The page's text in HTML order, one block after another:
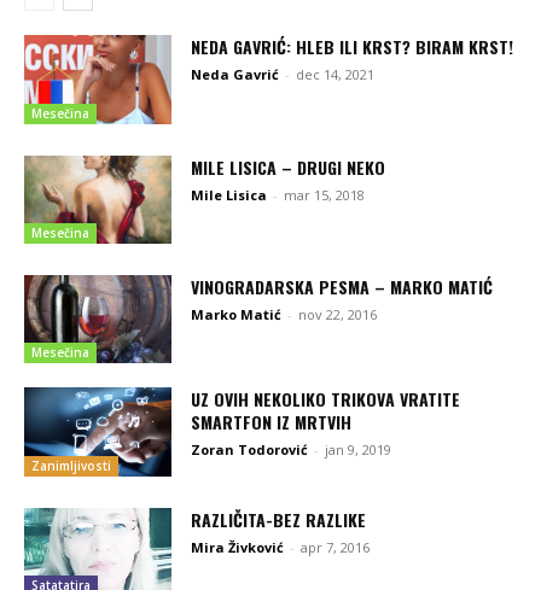
Mesečina
NEDA GAVRIĆ: HLEB ILI KRST? BIRAM KRST!
Neda Gavrić - dec 14, 2021
Mesečina
MILE LISICA – DRUGI NEKO
Mile Lisica - mar 15, 2018
Mesečina
VINOGRADARSKA PESMA – MARKO MATIĆ
Marko Matić - nov 22, 2016
Zanimljivosti
UZ OVIH NEKOLIKO TRIKOVA VRATITE
SMARTFON IZ MRTVIH
Zoran Todorović - jan 9, 2019
Satatatira
RAZLIČITA-BEZ RAZLIKE
Mira Živković - apr 7, 2016